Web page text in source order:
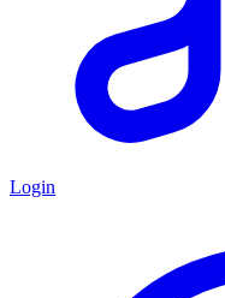
Login